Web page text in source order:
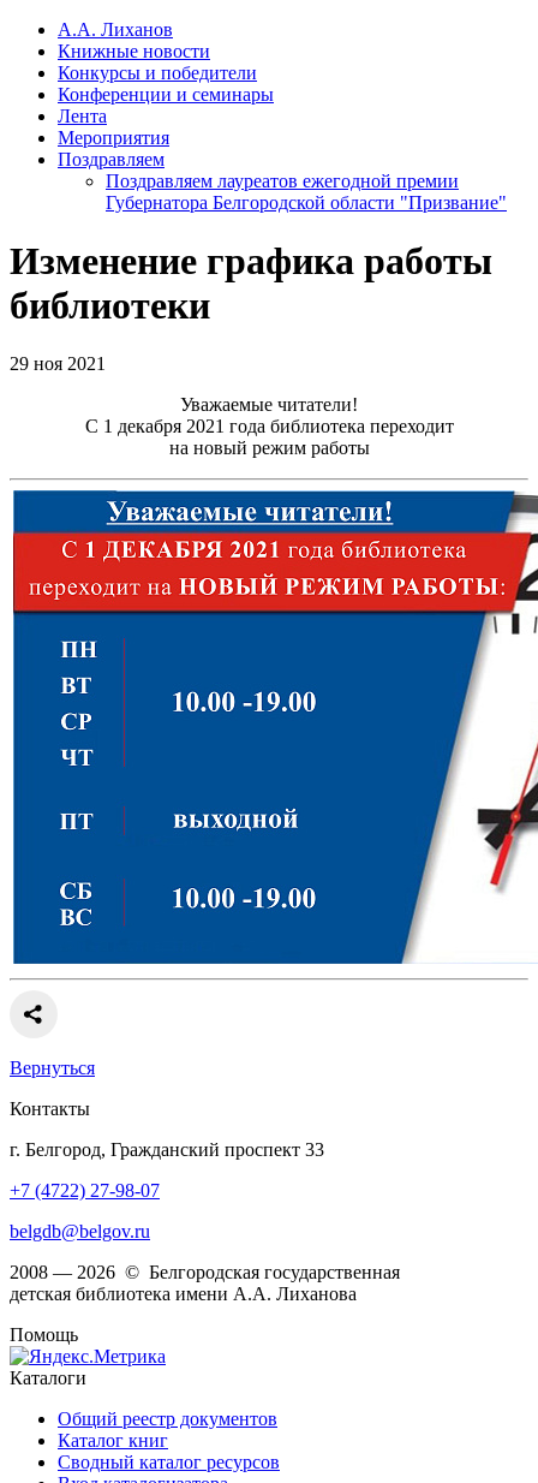
А.А. Лиханов
Книжные новости
Конкурсы и победители
Конференции и семинары
Лента
Мероприятия
Поздравляем
Поздравляем лауреатов ежегодной премии
Губернатора Белгородской области "Призвание"
Изменение графика работы
библиотеки
29 ноя 2021
Уважаемые читатели!
С 1 декабря 2021 года библиотека переходит
на новый режим работы
Вернуться
Контакты
г. Белгород, Гражданский проспект 33
+7 (4722) 27-98-07
belgdb@belgov.ru
2008 — 2026 © Белгородская государственная
детская библиотека имени А.А. Лиханова
Помощь
Каталоги
Общий реестр документов
Каталог книг
Сводный каталог ресурсов